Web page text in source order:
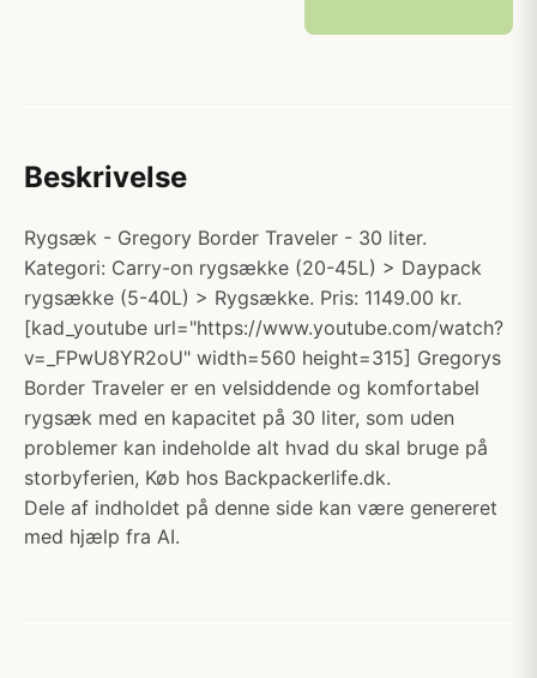
Beskrivelse
Rygsæk - Gregory Border Traveler - 30 liter.
Kategori: Carry-on rygsække (20-45L) > Daypack
rygsække (5-40L) > Rygsække. Pris: 1149.00 kr.
[kad_youtube url="https://www.youtube.com/watch?
v=_FPwU8YR2oU" width=560 height=315] Gregorys
Border Traveler er en velsiddende og komfortabel
rygsæk med en kapacitet på 30 liter, som uden
problemer kan indeholde alt hvad du skal bruge på
storbyferien, Køb hos Backpackerlife.dk.
Dele af indholdet på denne side kan være genereret
med hjælp fra AI.